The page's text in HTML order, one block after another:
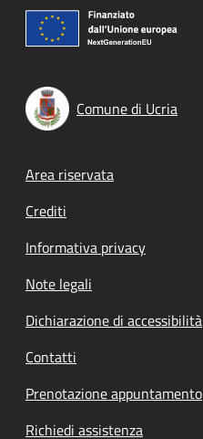
Comune di Ucria
Footer menu
Area riservata
Crediti
Informativa privacy
Note legali
Dichiarazione di accessibilità
Contatti
Prenotazione appuntamento
Richiedi assistenza